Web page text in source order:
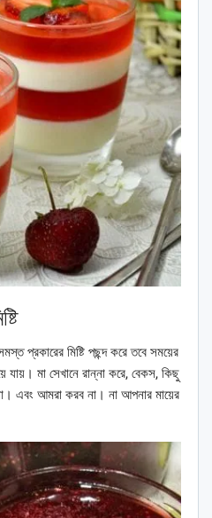
প্রকারের মিষ্টি পছন্দ করে তবে সময়ের
যায়। মা সেখানে রান্না করে, বেকস, কিছু
এবং আমরা করব না। না আপনার মায়ের